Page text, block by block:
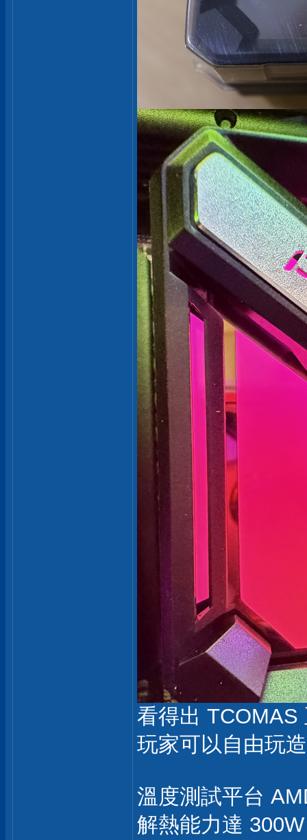
看得出 TCOMAS
玩家可以自由玩
溫度測試平台
解熱能力達